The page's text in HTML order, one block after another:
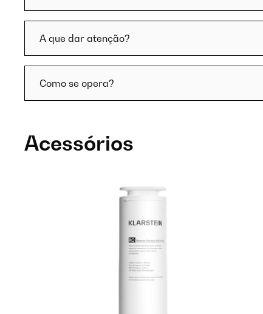
A que dar atenção?
Como se opera?
Acessórios